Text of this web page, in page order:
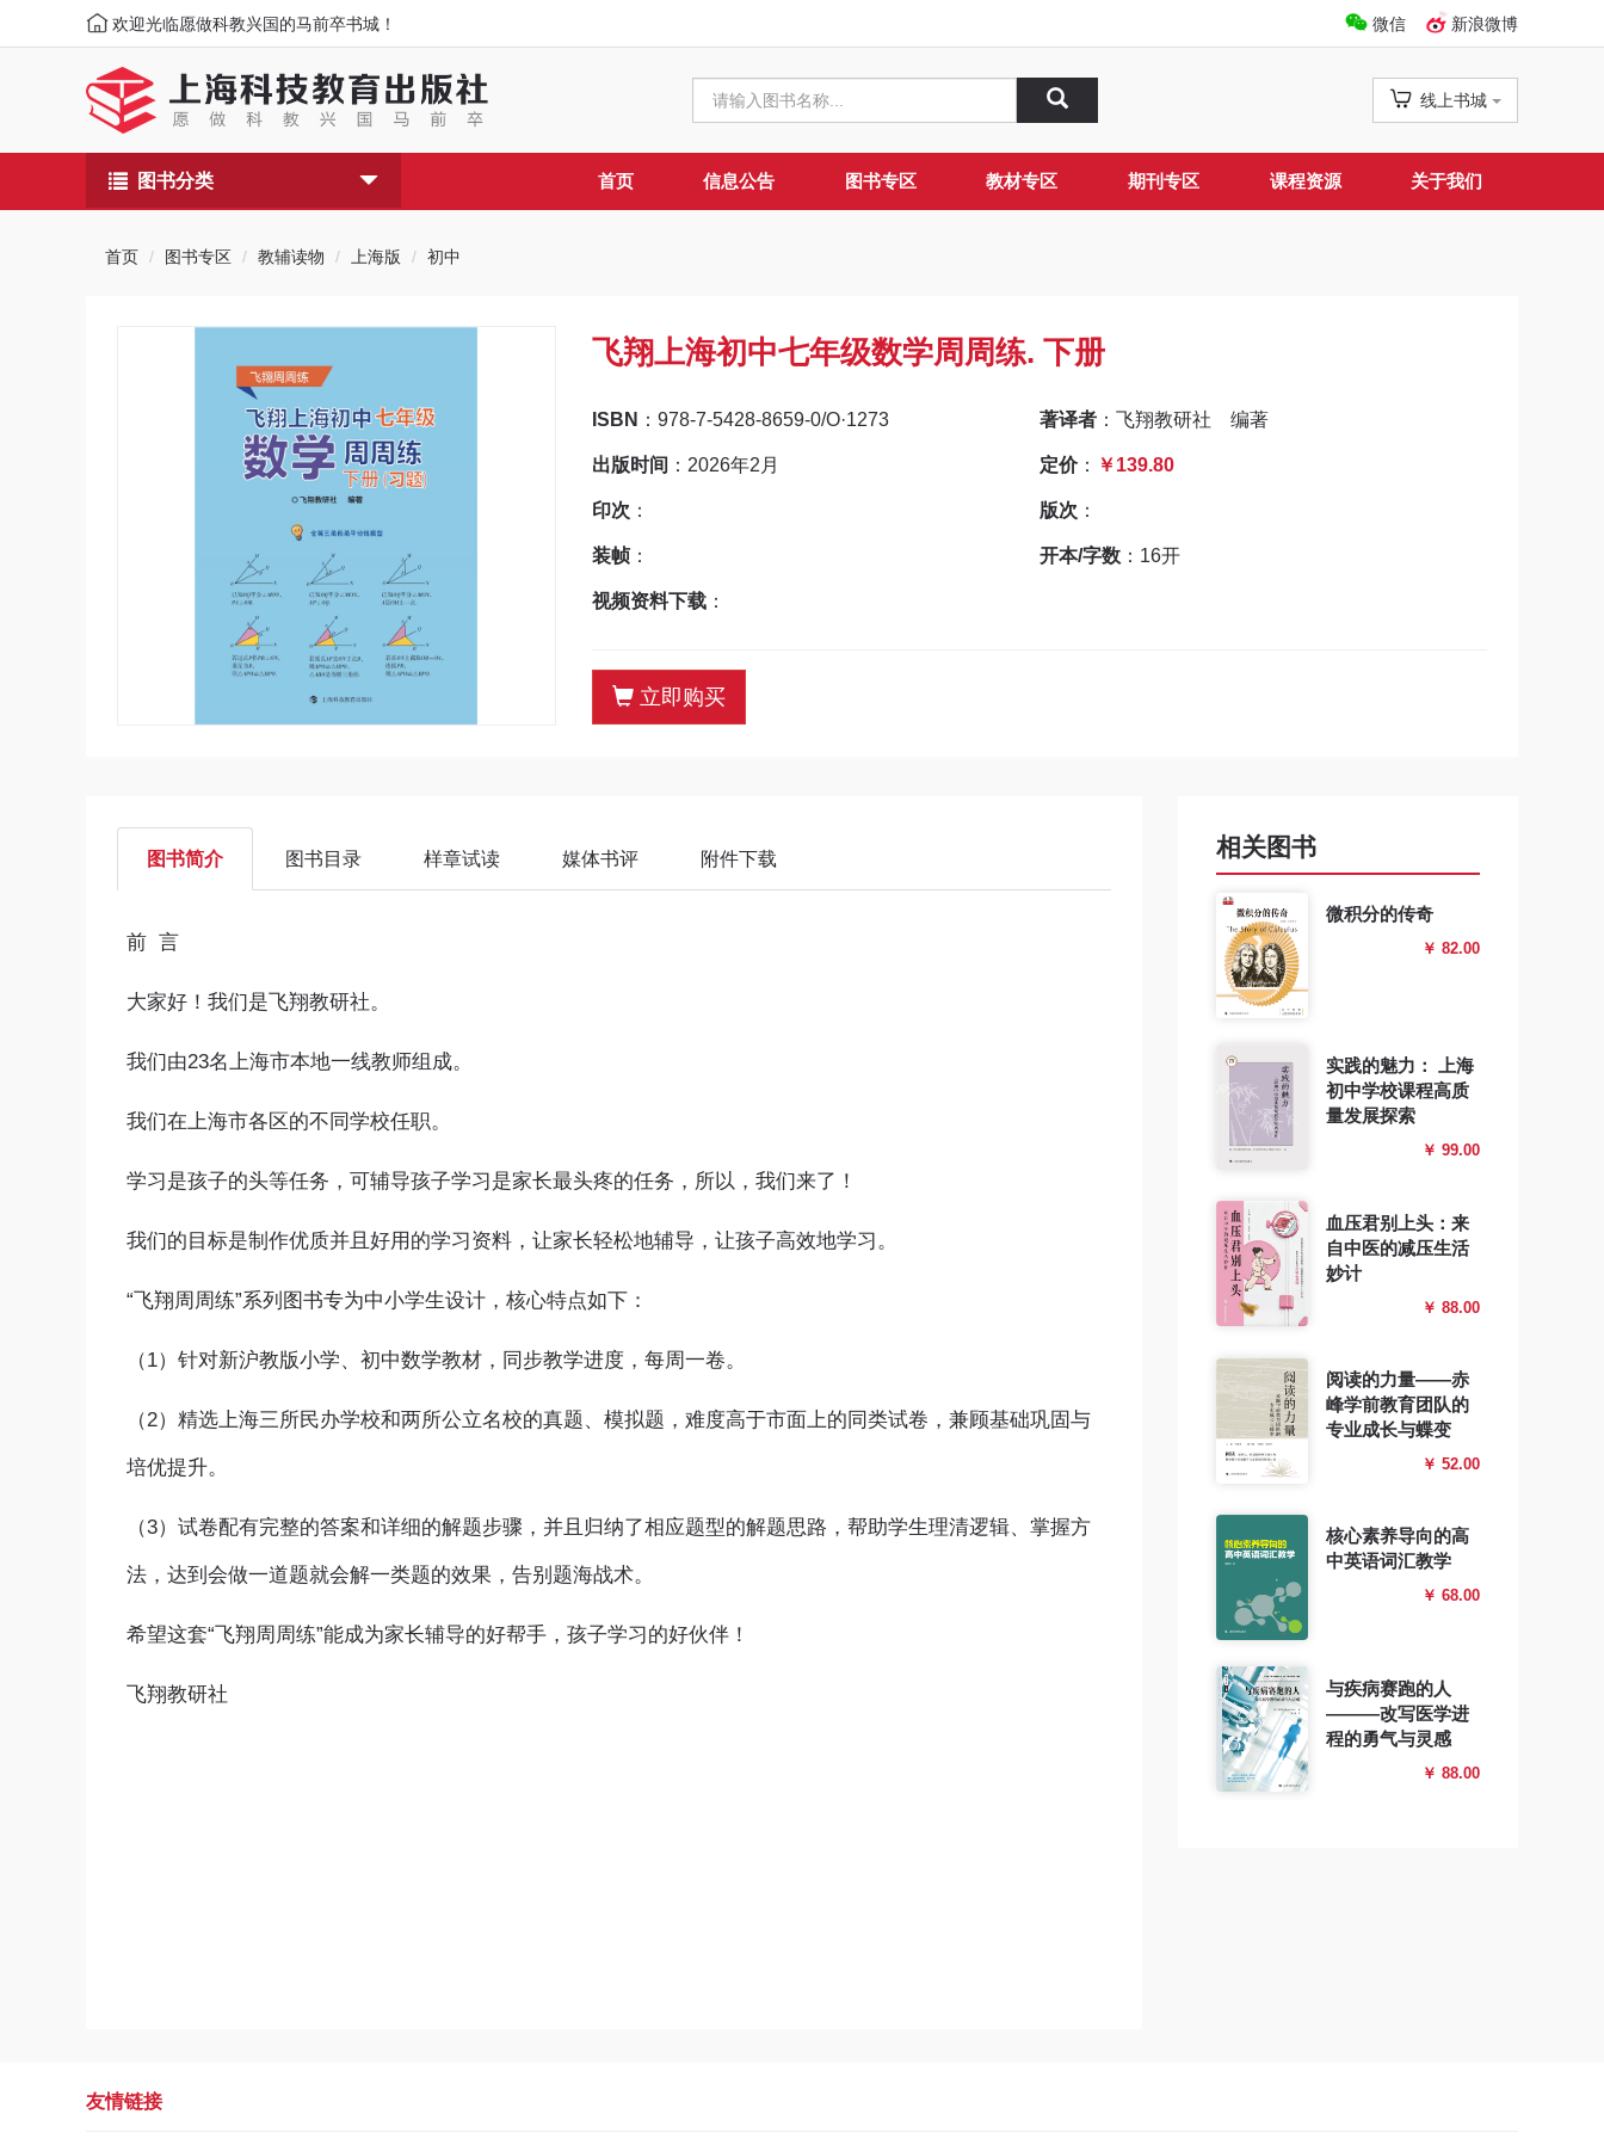
欢迎光临愿做科教兴国的马前卒书城！ 新浪微博
微信
线上书城
图书分类 首页 信息公告 图书专区 教材专区 期刊专区 课程资源 关于我们
首页 图书专区 教辅读物 上海版 初中
飞翔上海初中七年级数学周周练. 下册
ISBN ：978-7-5428-8659-0/O·1273 著译者：飞翔教研社 编著
出版时间 ：2026年2月 定价： ￥139.80
印次 ： 版次 ：
装帧： 开本/字数：16开
视频资料下载：
立即购买
图书简介 图书目录 样章试读 媒体书评 附件下载
前 言
大家好！我们是飞翔教研社。
我们由23名上海市本地一线教师组成。
我们在上海市各区的不同学校任职。
学习是孩子的头等任务，可辅导孩子学习是家长最头疼的任务，所以，我们来了！
我们的目标是制作优质并且好用的学习资料，让家长轻松地辅导，让孩子高效地学习。
“飞翔周周练”系列图书专为中小学生设计，核心特点如下：
（1）针对新沪教版小学、初中数学教材，同步教学进度，每周一卷。
（2）精选上海三所民办学校和两所公立名校的真题、模拟题，难度高于市面上的同类试卷，兼顾基础巩固与
培优提升。
（3）试卷配有完整的答案和详细的解题步骤，并且归纳了相应题型的解题思路，帮助学生理清逻辑、掌握方
法，达到会做一道题就会解一类题的效果，告别题海战术。
希望这套“飞翔周周练”能成为家长辅导的好帮手，孩子学习的好伙伴！
飞翔教研社
相关图书
微积分的传奇
￥ 82.00
实践的魅力： 上海
初中学校课程高质
量发展探索
￥ 99.00
血压君别上头：来
自中医的减压生活
妙计
￥ 88.00
阅读的力量——赤
峰学前教育团队的
专业成长与蝶变
￥ 52.00
核心素养导向的高
中英语词汇教学
￥ 68.00
与疾病赛跑的人
———改写医学进
程的勇气与灵感
￥ 88.00
友情链接